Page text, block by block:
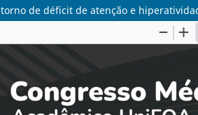
de déficit de atenção e